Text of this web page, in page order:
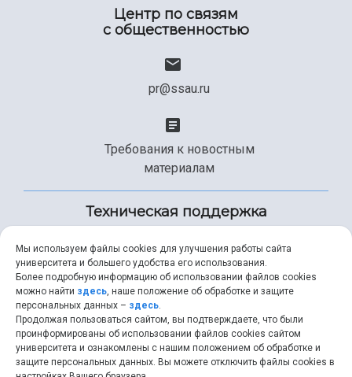
Центр по связям
с общественностью
pr@ssau.ru
Требования к новостным
материалам
Техническая поддержка
+7 (846) 267-49-99
help@ssau.ru
Мы используем файлы cookies для улучшения работы сайта
университета и большего удобства его использования.
Более подробную информацию об использовании файлов cookies
можно найти здесь, наше положение об обработке и защите
персональных данных – здесь.
Продолжая пользоваться сайтом, вы подтверждаете, что были
проинформированы об использовании файлов cookies сайтом
университета и ознакомлены с нашим положением об обработке и
защите персональных данных. Вы можете отключить файлы cookies в